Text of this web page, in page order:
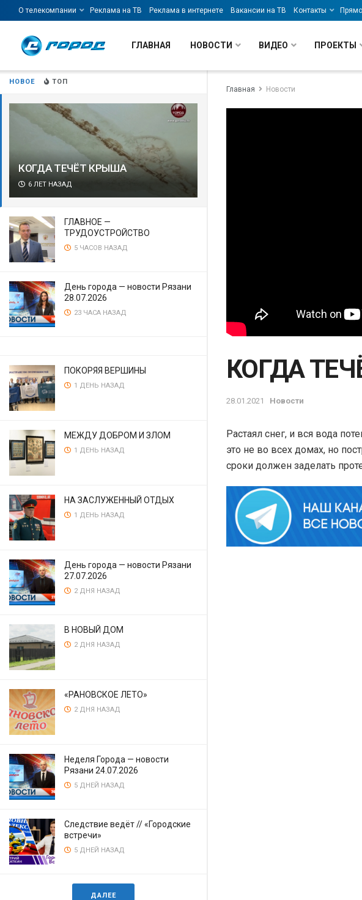
НОВОЕ ТОП
КОГДА ТЕЧЁТ КРЫША
6 ЛЕТ НАЗАД
ГЛАВНОЕ —
ТРУДОУСТРОЙСТВО
5 ЧАСОВ НАЗАД
День города — новости Рязани
28.07.2026
23 ЧАСА НАЗАД
ПОКОРЯЯ ВЕРШИНЫ
1 ДЕНЬ НАЗАД
МЕЖДУ ДОБРОМ И ЗЛОМ
1 ДЕНЬ НАЗАД
НА ЗАСЛУЖЕННЫЙ ОТДЫХ
1 ДЕНЬ НАЗАД
День города — новости Рязани
27.07.2026
2 ДНЯ НАЗАД
В НОВЫЙ ДОМ
2 ДНЯ НАЗАД
«РАНОВСКОЕ ЛЕТО»
2 ДНЯ НАЗАД
Неделя Города — новости
Рязани 24.07.2026
5 ДНЕЙ НАЗАД
Следствие ведёт // «Городские
встречи»
5 ДНЕЙ НАЗАД
ДАЛЕЕ
О телекомпании Реклама на ТВ Реклама в интернете Вакансии на ТВ Контакты
ГЛАВНАЯ НОВОСТИ ВИДЕО ПРОЕКТЫ
Главная Новости
КОГДА
28.01.2021 Новости
Растаял снег, и вся вода
это не во всех домах, но
сроки должен заделать